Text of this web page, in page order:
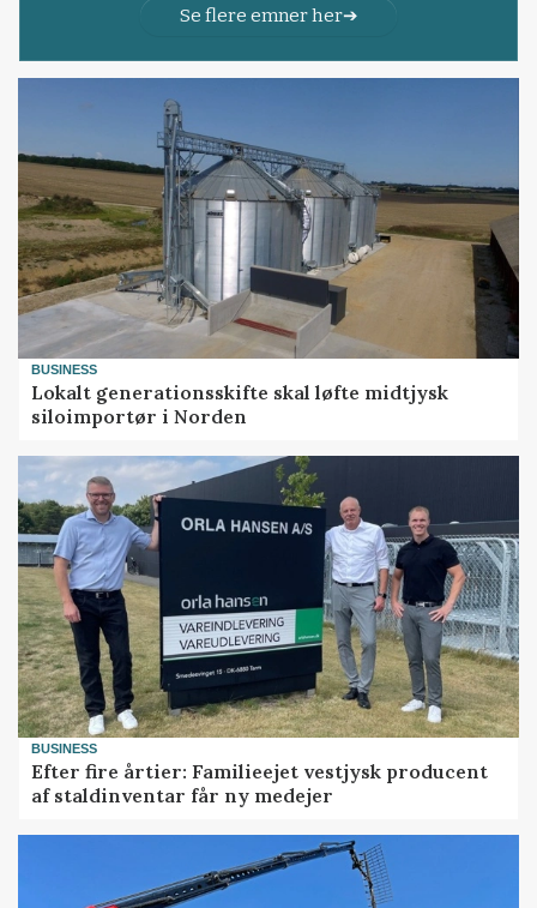
Se flere emner her
BUSINESS
Lokalt generationsskifte skal løfte midtjysk
siloimportør i Norden
BUSINESS
Efter fire årtier: Familieejet vestjysk producent
af staldinventar får ny medejer